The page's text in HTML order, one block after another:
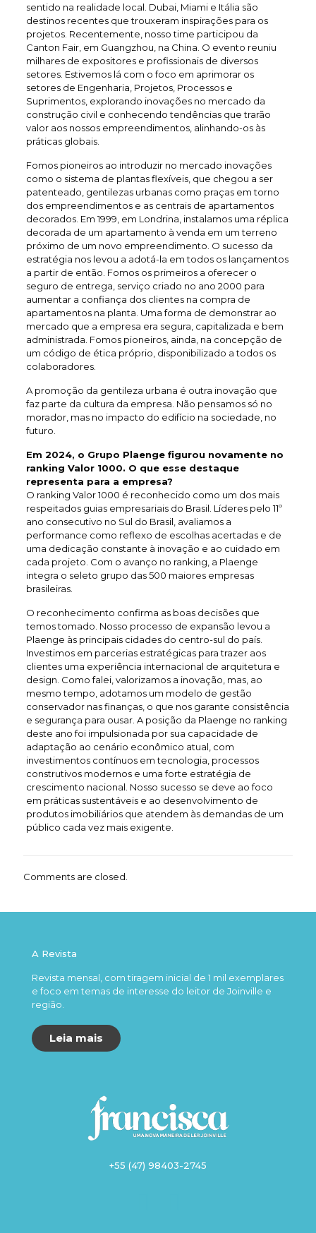
sentido na realidade local. Dubai, Miami e Itália são
destinos recentes que trouxeram inspirações para os
projetos. Recentemente, nosso time participou da
Canton Fair, em Guangzhou, na China. O evento reuniu
milhares de expositores e profissionais de diversos
setores. Estivemos lá com o foco em aprimorar os
setores de Engenharia, Projetos, Processos e
Suprimentos, explorando inovações no mercado da
construção civil e conhecendo tendências que trarão
valor aos nossos empreendimentos, alinhando-os às
práticas globais.
Fomos pioneiros ao introduzir no mercado inovações
como o sistema de plantas flexíveis, que chegou a ser
patenteado, gentilezas urbanas como praças em torno
dos empreendimentos e as centrais de apartamentos
decorados. Em 1999, em Londrina, instalamos uma réplica
decorada de um apartamento à venda em um terreno
próximo de um novo empreendimento. O sucesso da
estratégia nos levou a adotá-la em todos os lançamentos
a partir de então. Fomos os primeiros a oferecer o
seguro de entrega, serviço criado no ano 2000 para
aumentar a confiança dos clientes na compra de
apartamentos na planta. Uma forma de demonstrar ao
mercado que a empresa era segura, capitalizada e bem
administrada. Fomos pioneiros, ainda, na concepção de
um código de ética próprio, disponibilizado a todos os
colaboradores.
A promoção da gentileza urbana é outra inovação que
faz parte da cultura da empresa. Não pensamos só no
morador, mas no impacto do edifício na sociedade, no
futuro.
Em 2024, o Grupo Plaenge figurou novamente no
ranking Valor 1000. O que esse destaque
representa para a empresa?
O ranking Valor 1000 é reconhecido como um dos mais
respeitados guias empresariais do Brasil. Líderes pelo 11º
ano consecutivo no Sul do Brasil, avaliamos a
performance como reflexo de escolhas acertadas e de
uma dedicação constante à inovação e ao cuidado em
cada projeto. Com o avanço no ranking, a Plaenge
integra o seleto grupo das 500 maiores empresas
brasileiras.
O reconhecimento confirma as boas decisões que
temos tomado. Nosso processo de expansão levou a
Plaenge às principais cidades do centro-sul do país.
Investimos em parcerias estratégicas para trazer aos
clientes uma experiência internacional de arquitetura e
design. Como falei, valorizamos a inovação, mas, ao
mesmo tempo, adotamos um modelo de gestão
conservador nas finanças, o que nos garante consistência
e segurança para ousar. A posição da Plaenge no ranking
deste ano foi impulsionada por sua capacidade de
adaptação ao cenário econômico atual, com
investimentos contínuos em tecnologia, processos
construtivos modernos e uma forte estratégia de
crescimento nacional. Nosso sucesso se deve ao foco
em práticas sustentáveis e ao desenvolvimento de
produtos imobiliários que atendem às demandas de um
público cada vez mais exigente.
Comments are closed.
A Revista
Revista mensal, com tiragem inicial de 1 mil exemplares
e foco em temas de interesse do leitor de Joinville e
região.
Leia mais
+55 (47) 98403-2745